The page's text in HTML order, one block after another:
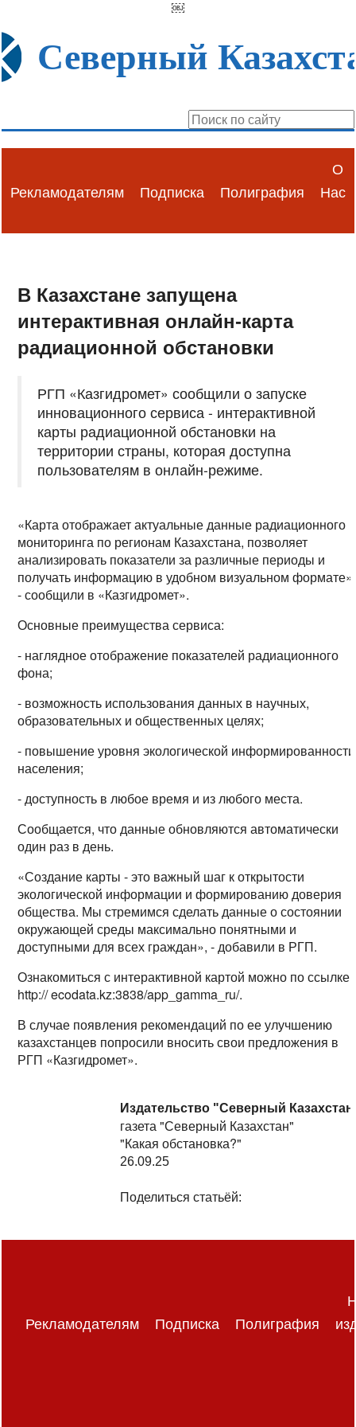
￼
Северный
Рекламодателям Подписка Полиграфия
О
Нас
В Казахстане запущена
интерактивная онлайн-карта
радиационной обстановки
РГП «Казгидромет» сообщили о запуске
инновационного сервиса - интерактивной
карты радиационной обстановки на
территории страны, которая доступна
пользователям в онлайн-режиме.
«Карта отображает актуальные данные радиационного
мониторинга по регионам Казахстана, позволяет
анализировать показатели за различные периоды и
получать информацию в удобном визуальном формате»,
- сообщили в «Казгидромет».
Основные преимущества сервиса:
- наглядное отображение показателей радиационного
фона;
- возможность использования данных в научных,
образовательных и общественных целях;
- повышение уровня экологической информированности
населения;
- доступность в любое время и из любого места.
Сообщается, что данные обновляются автоматически
один раз в день.
«Создание карты - это важный шаг к открытости
экологической информации и формированию доверия
общества. Мы стремимся сделать данные о состоянии
окружающей среды максимально понятными и
доступными для всех граждан», - добавили в РГП.
Ознакомиться с интерактивной картой можно по ссылке:
http:// ecodata.kz:3838/app_gamma_ru/.
В случае появления рекомендаций по ее улучшению
казахстанцев попросили вносить свои предложения в
РГП «Казгидромет».
Издательство "Северный
газета "Северный Казахстан"
"Какая обстановка?"
26.09.25
Поделиться статьёй:
Рекламодателям Подписка Полиграфия